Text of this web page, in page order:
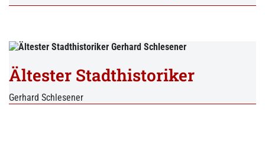
Ältester Stadthistoriker
Gerhard Schlesener